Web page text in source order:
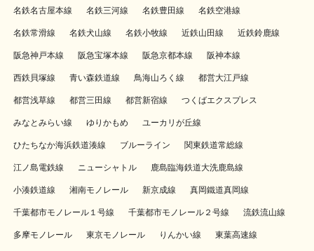
名鉄名古屋本線 名鉄三河線 名鉄豊田線 名鉄空港線
名鉄常滑線 名鉄犬山線 名鉄小牧線 近鉄山田線 近鉄鈴鹿線
阪急神戸本線 阪急宝塚本線 阪急京都本線 阪神本線
西鉄貝塚線 青い森鉄道線 鳥海山ろく線 都営大江戸線
都営浅草線 都営三田線 都営新宿線 つくばエクスプレス
みなとみらい線 ゆりかもめ ユーカリが丘線
ひたちなか海浜鉄道湊線 ブルーライン 関東鉄道常総線
江ノ島電鉄線 ニューシャトル 鹿島臨海鉄道大洗鹿島線
小湊鉄道線 湘南モノレール 新京成線 真岡鐵道真岡線
千葉都市モノレール１号線 千葉都市モノレール２号線 流鉄流山線
多摩モノレール 東京モノレール りんかい線 東葉高速線